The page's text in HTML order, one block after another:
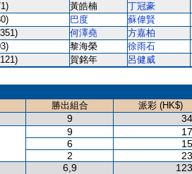
黃皓楠 丁冠豪
巴度 蘇偉賢
何澤堯 方嘉柏
黎海榮 徐雨石
賀銘年
呂健威
勝出組合
派彩 (HK$)
9
9
6
2
6,9